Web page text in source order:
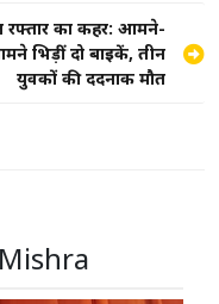
रफ्तार का कहर: आमने-
भिड़ीं दो बाइकें, तीन
युवकों की दर्दनाक मौत